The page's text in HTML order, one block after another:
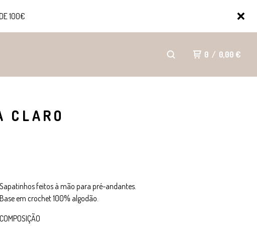
100€
0 / 0,00 €
CLARO
Sapatinhos feitos à mão para pré-andantes.
Base em crochet 100% algodão.
COMPOSIÇÃO